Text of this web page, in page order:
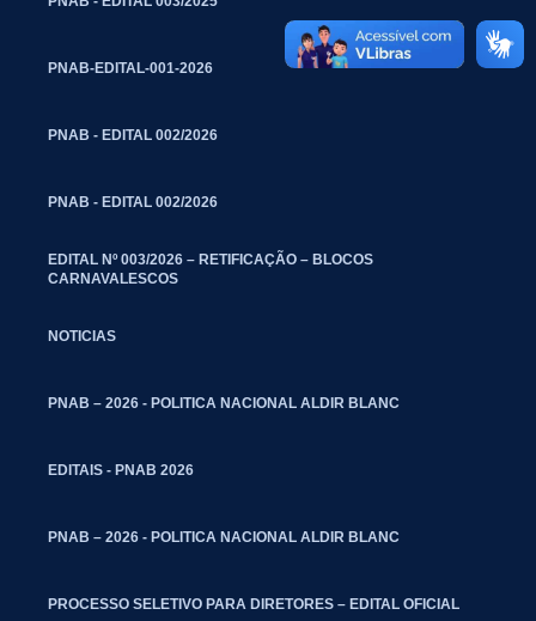
PNAB-EDITAL-001-2026
PNAB - EDITAL 002/2026
PNAB - EDITAL 002/2026
EDITAL Nº 003/2026 – RETIFICAÇÃO – BLOCOS
CARNAVALESCOS
NOTICIAS
PNAB – 2026 - POLITICA NACIONAL ALDIR BLANC
EDITAIS - PNAB 2026
PNAB – 2026 - POLITICA NACIONAL ALDIR BLANC
PROCESSO SELETIVO PARA DIRETORES – EDITAL OFICIAL